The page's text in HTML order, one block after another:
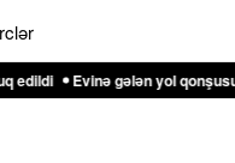
gələn yol qonşusu tərəfindən